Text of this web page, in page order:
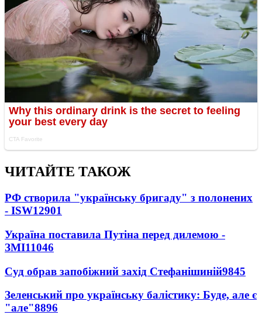
ЧИТАЙТЕ ТАКОЖ
РФ створила "українську бригаду" з полонених
- ISW12901
Україна поставила Путіна перед дилемою -
ЗМІ11046
Суд обрав запобіжний захід Стефанішиній9845
Зеленський про українську балістику: Буде, але є
"але"8896